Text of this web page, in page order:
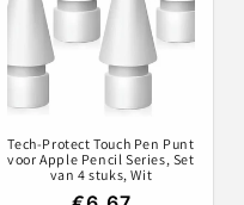
Tech-Protect Touch Pen Punt
voor Apple Pencil Series, Set
van 4 stuks, Wit